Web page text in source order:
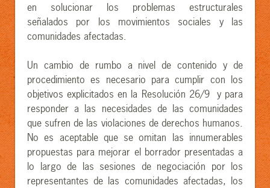
en solucionar los problemas estructurales
señalados por los movimientos sociales y las
comunidades afectadas.
Un cambio de rumbo a nivel de contenido y de
procedimiento es necesario para cumplir con los
objetivos explicitados en la Resolución 26/9 y para
responder a las necesidades de las comunidades
que sufren de las violaciones de derechos humanos.
No es aceptable que se omitan las innumerables
propuestas para mejorar el borrador presentadas a
lo largo de las sesiones de negociación por los
representantes de las comunidades afectadas, los